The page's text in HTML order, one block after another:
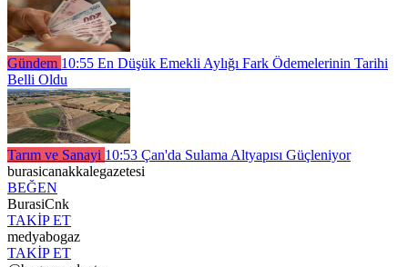
Gündem 10:55 En Düşük Emekli Aylığı Fark Ödemelerinin Tarihi
Belli Oldu
Tarım ve Sanayi 10:53 Çan'da Sulama Altyapısı Güçleniyor
burasicanakkalegazetesi
BEĞEN
BurasiCnk
TAKİP ET
medyabogaz
TAKİP ET